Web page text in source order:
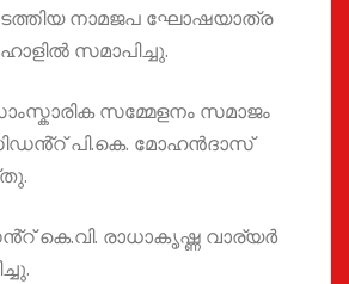
നാമജപ ഘോഷയാത്ര
സമാപിച്ചു.
സമ്മേളനം സമാജം
പി.കെ. മോഹൻദാസ്
കെ.വി. രാധാകൃഷ്ണ വാര്യർ